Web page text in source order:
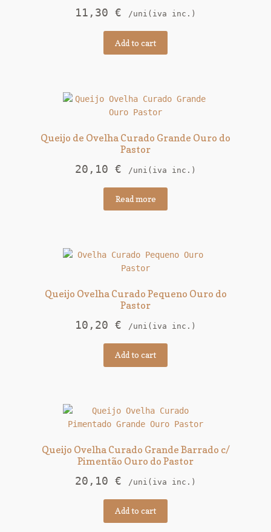
11,30 € /uni(iva inc.)
Add to cart
Queijo de Ovelha Curado Grande Ouro do
Pastor
20,10 € /uni(iva inc.)
Read more
Queijo Ovelha Curado Pequeno Ouro do
Pastor
10,20 € /uni(iva inc.)
Add to cart
Queijo Ovelha Curado Grande Barrado c/
Pimentão Ouro do Pastor
20,10 € /uni(iva inc.)
Add to cart